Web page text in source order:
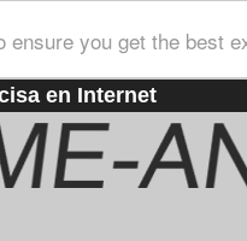
you get the best
en Internet